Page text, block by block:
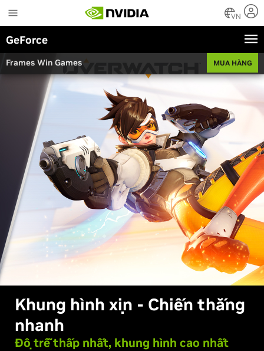
to
main
content
VN
GeForce
Frames Win Games MUA HÀNG
Khung hình xịn - Chiến thắng
nhanh
Độ trễ thấp nhất, khung hình cao nhất